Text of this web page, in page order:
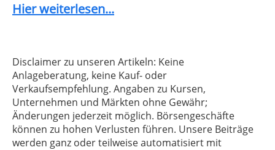
Hier weiterlesen...
Disclaimer zu unseren Artikeln: Keine
Anlageberatung, keine Kauf- oder
Verkaufsempfehlung. Angaben zu Kursen,
Unternehmen und Märkten ohne Gewähr;
Änderungen jederzeit möglich. Börsengeschäfte
können zu hohen Verlusten führen. Unsere Beiträge
werden ganz oder teilweise automatisiert mit